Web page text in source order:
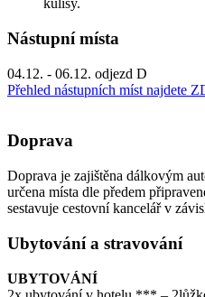
kulisy.
Nástupní místa
04.12. - 06.12. odjezd D
Přehled nástupních míst najdete
Doprava
Doprava je zajištěna dálkovým
určena místa dle předem
sestavuje cestovní kancelář v
Ubytování a stravování
UBYTOVÁNÍ